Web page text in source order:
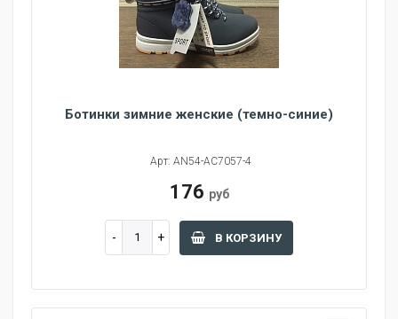
Ботинки зимние женские (темно-синие)
Арт: AN54-AC7057-4
176 руб
В КОРЗИНУ